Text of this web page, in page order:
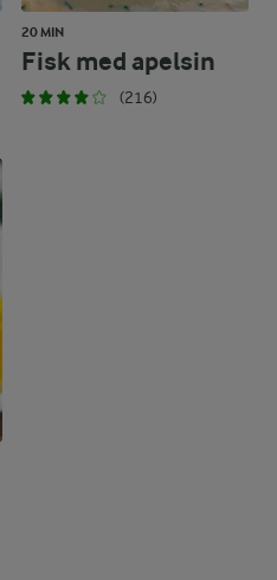
20 MIN
Fisk med apelsin
(216)